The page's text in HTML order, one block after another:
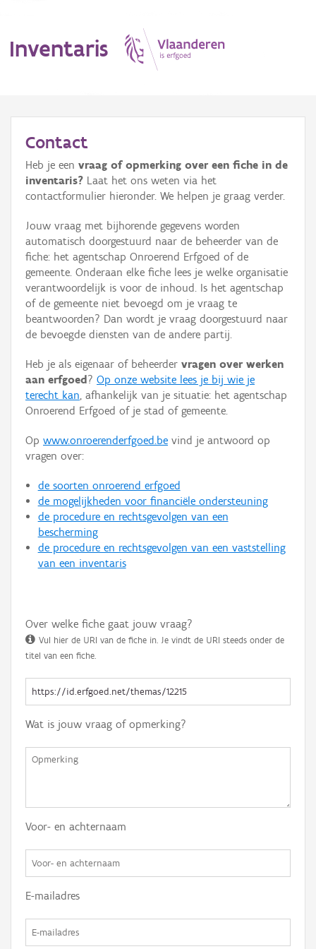
Inventaris
Erfgoedobject
Aanduidingsobject
Waarneming
Thema
Gebeurtenis
Persoon of collectief
Hergebruik
Aanmelden
Contact
Heb je een vraag of opmerking over een fiche in de
inventaris? Laat het ons weten via het
contactformulier hieronder. We helpen je graag verder.
Jouw vraag met bijhorende gegevens worden
automatisch doorgestuurd naar de beheerder van de
fiche: het agentschap Onroerend Erfgoed of de
gemeente. Onderaan elke fiche lees je welke organisatie
verantwoordelijk is voor de inhoud. Is het agentschap
of de gemeente niet bevoegd om je vraag te
beantwoorden? Dan wordt je vraag doorgestuurd naar
de bevoegde diensten van de andere partij.
Heb je als eigenaar of beheerder vragen over werken
aan erfgoed ? Op onze website lees je bij wie je
terecht kan, afhankelijk van je situatie: het agentschap
Onroerend Erfgoed of je stad of gemeente.
Op www.onroerenderfgoed.be vind je antwoord op
vragen over:
de soorten onroerend erfgoed
de mogelijkheden voor financiële ondersteuning
de procedure en rechtsgevolgen van een
bescherming
de procedure en rechtsgevolgen van een vaststelling
van een inventaris
Over welke fiche gaat jouw vraag?
Vul hier de URI van de fiche in. Je vindt de URI steeds onder de
titel van een fiche.
Wat is jouw vraag of opmerking?
Voor- en achternaam
E-mailadres